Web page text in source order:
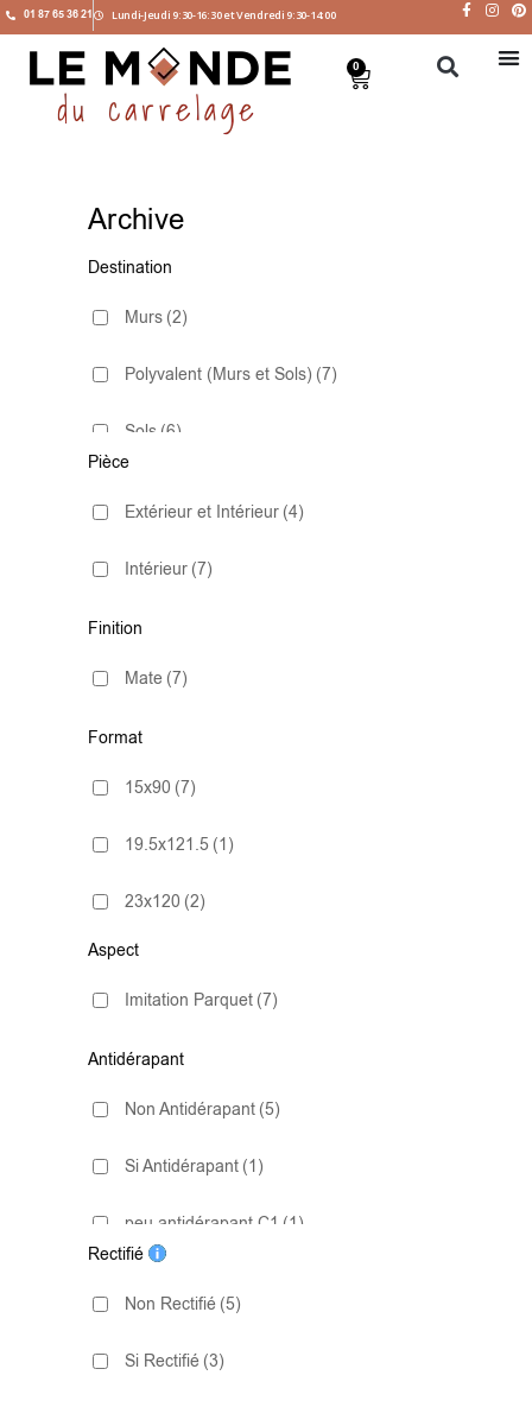
01 87 65 36 21 Lundi-Jeudi 9:30-16:30 et Vendredi 9:30-14:00
0
Archive
Destination
Murs (2)
Polyvalent (Murs et Sols) (7)
Sols (6)
Pièce
Extérieur et Intérieur (4)
Intérieur (7)
Finition
Mate (7)
Format
15x90 (7)
19.5x121.5 (1)
23x120 (2)
23X180
Aspect
Imitation Parquet (7)
Antidérapant
Non Antidérapant (5)
Si Antidérapant (1)
peu antidérapant C1 (1)
Rectifié
Non Rectifié (5)
Si Rectifié (3)